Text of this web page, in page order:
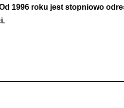
1996 roku jest stopniowo